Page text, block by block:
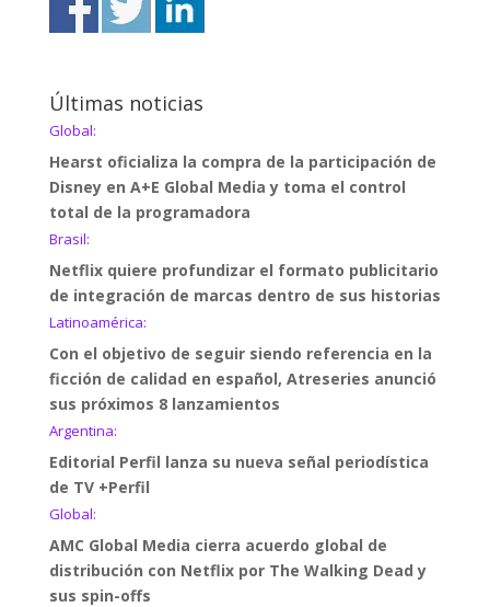
Últimas noticias
Global:
Hearst oficializa la compra de la participación de
Disney en A+E Global Media y toma el control
total de la programadora
Brasil:
Netflix quiere profundizar el formato publicitario
de integración de marcas dentro de sus historias
Latinoamérica:
Con el objetivo de seguir siendo referencia en la
ficción de calidad en español, Atreseries anunció
sus próximos 8 lanzamientos
Argentina:
Editorial Perfil lanza su nueva señal periodística
de TV +Perfil
Global:
AMC Global Media cierra acuerdo global de
distribución con Netflix por The Walking Dead y
sus spin-offs